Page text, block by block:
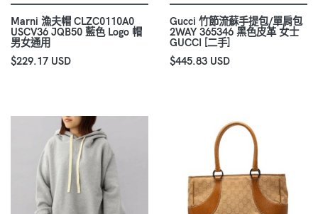
Marni 漁夫帽 CLZC0110A0
USCV36 JQB50 藍色 Logo 帽
男女通用
$229.17 USD
Gucci 竹節流蘇手提包/單肩包
2WAY 365346 黑色皮革 女士
GUCCI [二手]
$445.83 USD